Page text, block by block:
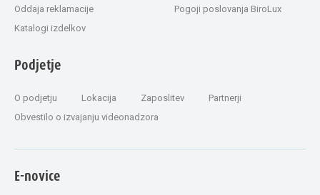
Oddaja reklamacije
Katalogi izdelkov
Pogoji poslovanja BiroLux
Podjetje
O podjetju Lokacija Zaposlitev
Partnerji
Obvestilo o izvajanju videonadzora
E-novice